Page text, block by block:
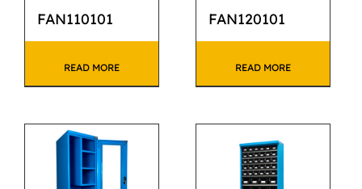
FAN110101
READ MORE
FAN120101
READ MORE